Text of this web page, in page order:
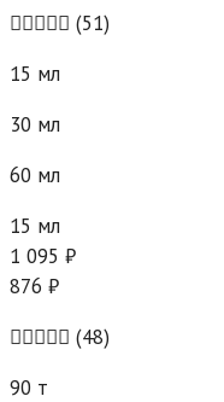
(51)
15 мл
30 мл
60 мл
15 мл
1 095 ₽
876 ₽
(48)
90 т